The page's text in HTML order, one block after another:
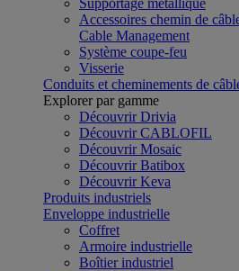
Supportage métallique
Accessoires chemin de
Cable Management
Système coupe-feu
Visserie
Conduits et cheminements de
Explorer par gamme
Découvrir Drivia
Découvrir CABLOFIL
Découvrir Mosaic
Découvrir Batibox
Découvrir Keva
Produits industriels
Enveloppe industrielle
Coffret
Armoire industrielle
Boîtier industriel